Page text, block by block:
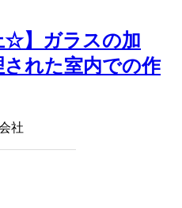
☆】ガラスの加
れた室内での作
社